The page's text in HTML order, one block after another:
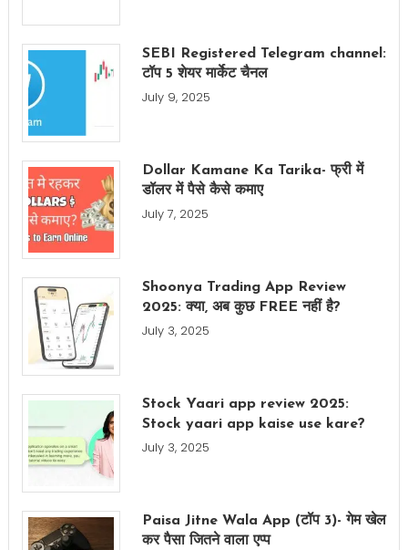
SEBI Registered Telegram channel:
टॉप 5 शेयर मार्केट चैनल
July 9, 2025
Dollar Kamane Ka Tarika- फ्री में
डॉलर में पैसे कैसे कमाए
July 7, 2025
Shoonya Trading App Review
2025: क्या, अब कुछ FREE नहीं है?
July 3, 2025
Stock Yaari app review 2025:
Stock yaari app kaise use kare?
July 3, 2025
Paisa Jitne Wala App (टॉप 3)- गेम खेल
कर पैसा जितने वाला एप्प